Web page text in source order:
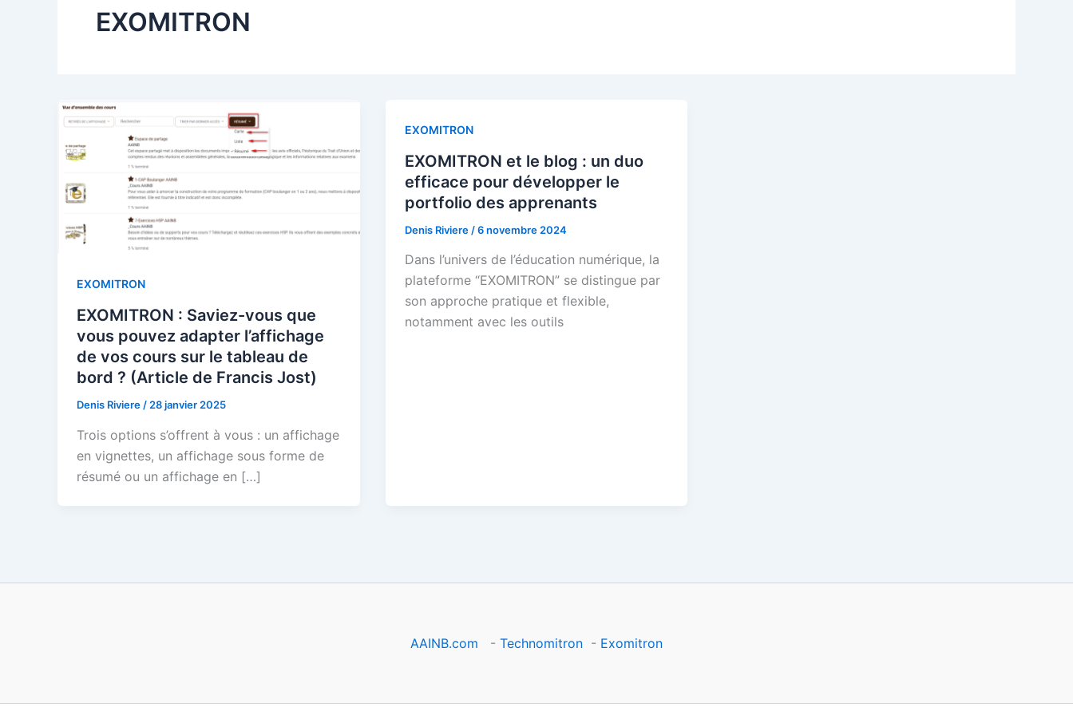
EXOMITRON
EXOMITRON
EXOMITRON : Saviez-vous que
vous pouvez adapter l’affichage
de vos cours sur le tableau de
bord ? (Article de Francis Jost)
Denis Riviere / 28 janvier 2025
Trois options s’offrent à vous : un affichage
en vignettes, un affichage sous forme de
résumé ou un affichage en […]
EXOMITRON
EXOMITRON et le blog : un duo
efficace pour développer le
portfolio des apprenants
Denis Riviere /6 novembre 2024
Dans l’univers de l’éducation numérique, la
plateforme “EXOMITRON” se distingue par
son approche pratique et flexible,
notamment avec les outils
AAINB.com - Technomitron - Exomitron